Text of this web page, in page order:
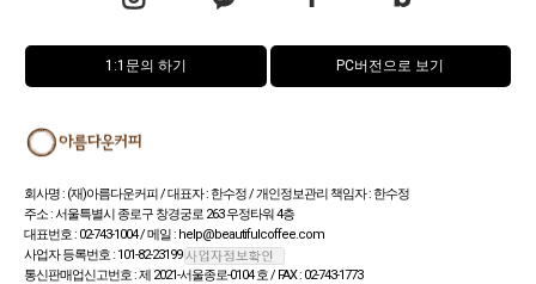
1:1문의 하기 PC버전으로 보기
회사명 : (재)아름다운커피 / 대표자 : 한수정 / 개인정보관리 책임자 : 한수정
주소 : 서울특별시 종로구 창경궁로 263 우정타워 4층
대표번호 : 02-743-1004 / 메일 : help@beautifulcoffee.com
사업자 등록번호 : 101-82-23199
통신판매업신고번호 : 제 2021-서울종로-0104 호 / FAX : 02-743-1773